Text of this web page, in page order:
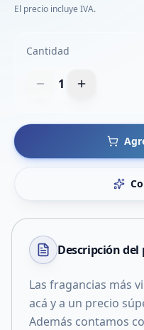
El precio incluye IVA.
Cantidad
1
Descripción del
Las fragancias más
acá y a un precio
Además contamos